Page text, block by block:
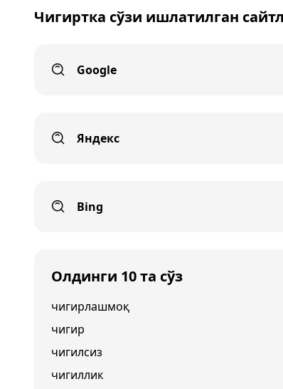
Чигиртка сўзи ишлатилган
Google
Яндекс
Bing
Олдинги 10 та сўз
чигирлашмоқ
чигир
чигилсиз
чигиллик